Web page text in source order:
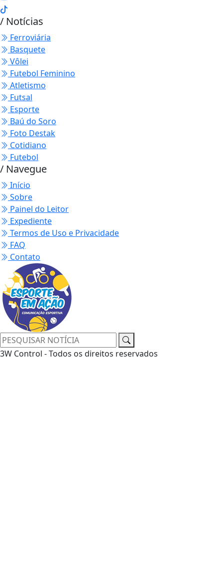
/ Notícias
Ferroviária
Basquete
Vôlei
Futebol Feminino
Atletismo
Futsal
Esporte
Baú do Soro
Foto Destak
Cotidiano
Futebol
/ Navegue
Início
Sobre
Painel do Leitor
Expediente
Termos de Uso e Privacidade
FAQ
Contato
3W Control - Todos os direitos reservados